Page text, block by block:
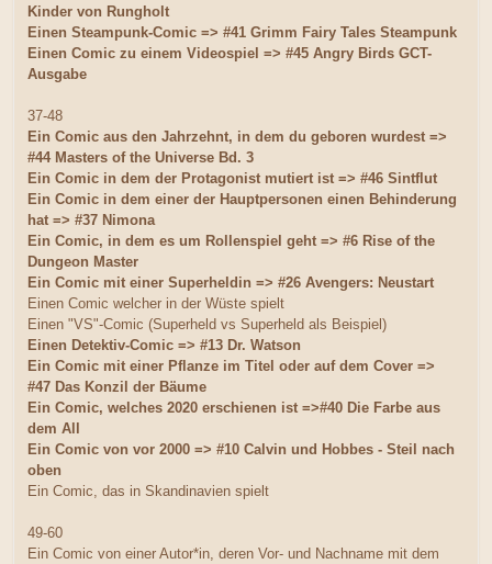
Kinder von Rungholt
Einen Steampunk-Comic => #41 Grimm Fairy Tales Steampunk
Einen Comic zu einem Videospiel => #45 Angry Birds GCT-
Ausgabe
37-48
Ein Comic aus den Jahrzehnt, in dem du geboren wurdest =>
#44 Masters of the Universe Bd. 3
Ein Comic in dem der Protagonist mutiert ist => #46 Sintflut
Ein Comic in dem einer der Hauptpersonen einen Behinderung
hat => #37 Nimona
Ein Comic, in dem es um Rollenspiel geht => #6 Rise of the
Dungeon Master
Ein Comic mit einer Superheldin => #26 Avengers: Neustart
Einen Comic welcher in der Wüste spielt
Einen "VS"-Comic (Superheld vs Superheld als Beispiel)
Einen Detektiv-Comic => #13 Dr. Watson
Ein Comic mit einer Pflanze im Titel oder auf dem Cover =>
#47 Das Konzil der Bäume
Ein Comic, welches 2020 erschienen ist =>#40 Die Farbe aus
dem All
Ein Comic von vor 2000 => #10 Calvin und Hobbes - Steil nach
oben
Ein Comic, das in Skandinavien spielt
49-60
Ein Comic von einer Autor*in, deren Vor- und Nachname mit dem